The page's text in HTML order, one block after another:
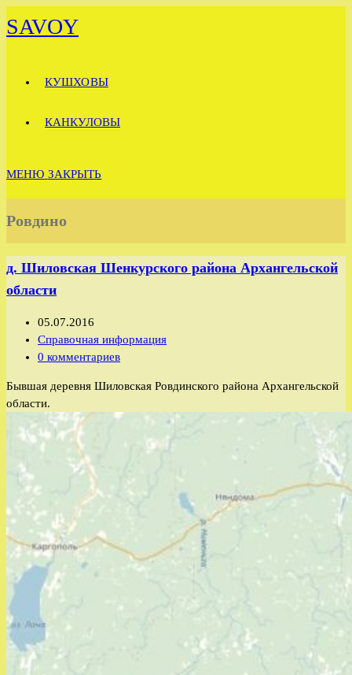
к
SAVOY
КУШХОВЫ
КАНКУЛОВЫ
МЕНЮ ЗАКРЫТЬ
Ровдино
д. Шиловская Шенкурского района Архангельской
области
Запись
опубликована:
05.07.2016
Рубрика
записи:
Справочная информация
Комментарии
записи:
0 комментариев
Бывшая деревня Шиловская Ровдинского района Архангельской
области.